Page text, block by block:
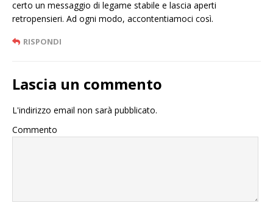
certo un messaggio di legame stabile e lascia aperti
retropensieri. Ad ogni modo, accontentiamoci così.
RISPONDI
Lascia un commento
L'indirizzo email non sarà pubblicato.
Commento